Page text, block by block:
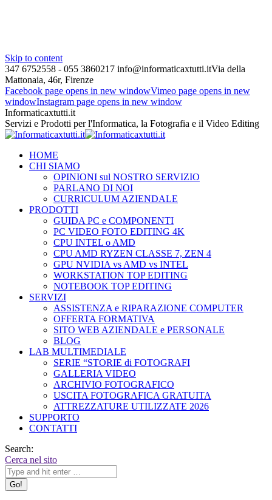
Skip to content
347 6752558 - 055 3860217 info@informaticaxtutti.itVia della
Mattonaia, 46r, Firenze
Facebook page opens in new windowVimeo page opens in new
windowInstagram page opens in new window
Informaticaxtutti.it
Servizi e Prodotti per l'Informatica, la Fotografia e il Video Editing
HOME
CHI SIAMO
OPINIONI sul NOSTRO SERVIZIO
PARLANO DI NOI
CURRICULUM AZIENDALE
PRODOTTI
GUIDA PC e COMPONENTI
PC VIDEO FOTO EDITING 4K
CPU INTEL o AMD
CPU AMD RYZEN CLASSE 7, ZEN 4
GPU NVIDIA vs AMD vs INTEL
WORKSTATION TOP EDITING
NOTEBOOK TOP EDITING
SERVIZI
ASSISTENZA e RIPARAZIONE COMPUTER
OFFERTA FORMATIVA
SITO WEB AZIENDALE e PERSONALE
BLOG
LAB MULTIMEDIALE
SERIE “STORIE di FOTOGRAFI
GALLERIA VIDEO
ARCHIVIO FOTOGRAFICO
USCITA FOTOGRAFICA GRATUITA
ATTREZZATURE UTILIZZATE 2026
SUPPORTO
CONTATTI
Search:
Cerca nel sito